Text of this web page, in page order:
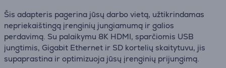
Šis adapteris pagerina jūsų darbo vietą, užtikrindamas
nepriekaištingą įrenginių jungiamumą ir galios
perdavimą. Su palaikymu 8K HDMI, sparčiomis USB
jungtimis, Gigabit Ethernet ir SD kortelių skaitytuvu, jis
supaprastina ir optimizuoja jūsų įrenginių prijungimą.